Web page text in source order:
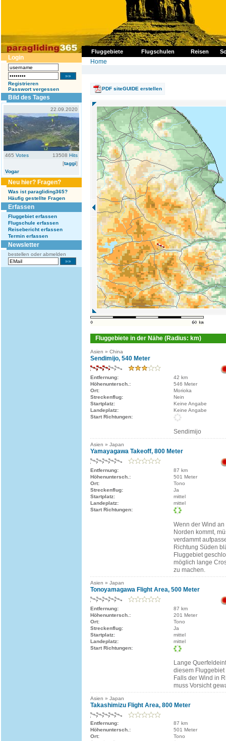
Fluggebiete Flugschulen Reisen
Login
Registrieren
Passwort vergessen
Bild des Tages
22.09.2020
465 Votes 13508 Hits
[taggi]
Vogar
Neu hier? Fragen?
Was ist paragliding365?
Häufig gestellte Fragen
Erfassen
Fluggebiet erfassen
Flugschule erfassen
Reisebericht erfassen
Termin erfassen
Newsletter
bestellen oder abmelden
Home
PDF siteGUIDE erstellen
Fluggebiete in der Nähe (Radius: km)
Asien » China
Sendimijo, 540 Meter
Entfernung:
42 km
Höhenuntersch.:
546 Meter
Ort:
Morioka
Streckenflug:
Nein
Startplatz:
Keine Angabe
Landeplatz:
Keine Angabe
Start Richtungen:
Sendimijo
Asien » Japan
Yamayagawa Takeoff, 800 Meter
Entfernung:
87 km
Höhenuntersch.:
501 Meter
Ort:
Tono
Streckenflug:
Ja
Startplatz:
mittel
Landeplatz:
mittel
Start Richtungen:
Wenn der Wind
Norden kommt,
verdammt
Richtung Süden
Fluggebiet
möglich lange
zu machen.
Asien » Japan
Tonoyamagawa Flight Area, 500 Meter
Entfernung:
87 km
Höhenuntersch.:
201 Meter
Ort:
Tono
Streckenflug:
Ja
Startplatz:
mittel
Landeplatz:
mittel
Start Richtungen:
Lange
diesem Fluggebiet
Falls der Wind in
muss Vorsicht
Asien » Japan
Takashimizu Flight Area, 800 Meter
Entfernung:
87 km
Höhenuntersch.:
501 Meter
Ort:
Tono